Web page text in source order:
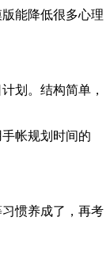
能降低很多心理
划。结构简单，
帐规划时间的
惯养成了，再考